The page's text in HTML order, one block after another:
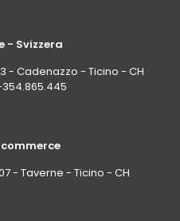
- Svizzera
- Cadenazzo - Ticino - CH
354.865.445
- Taverne - Ticino - CH